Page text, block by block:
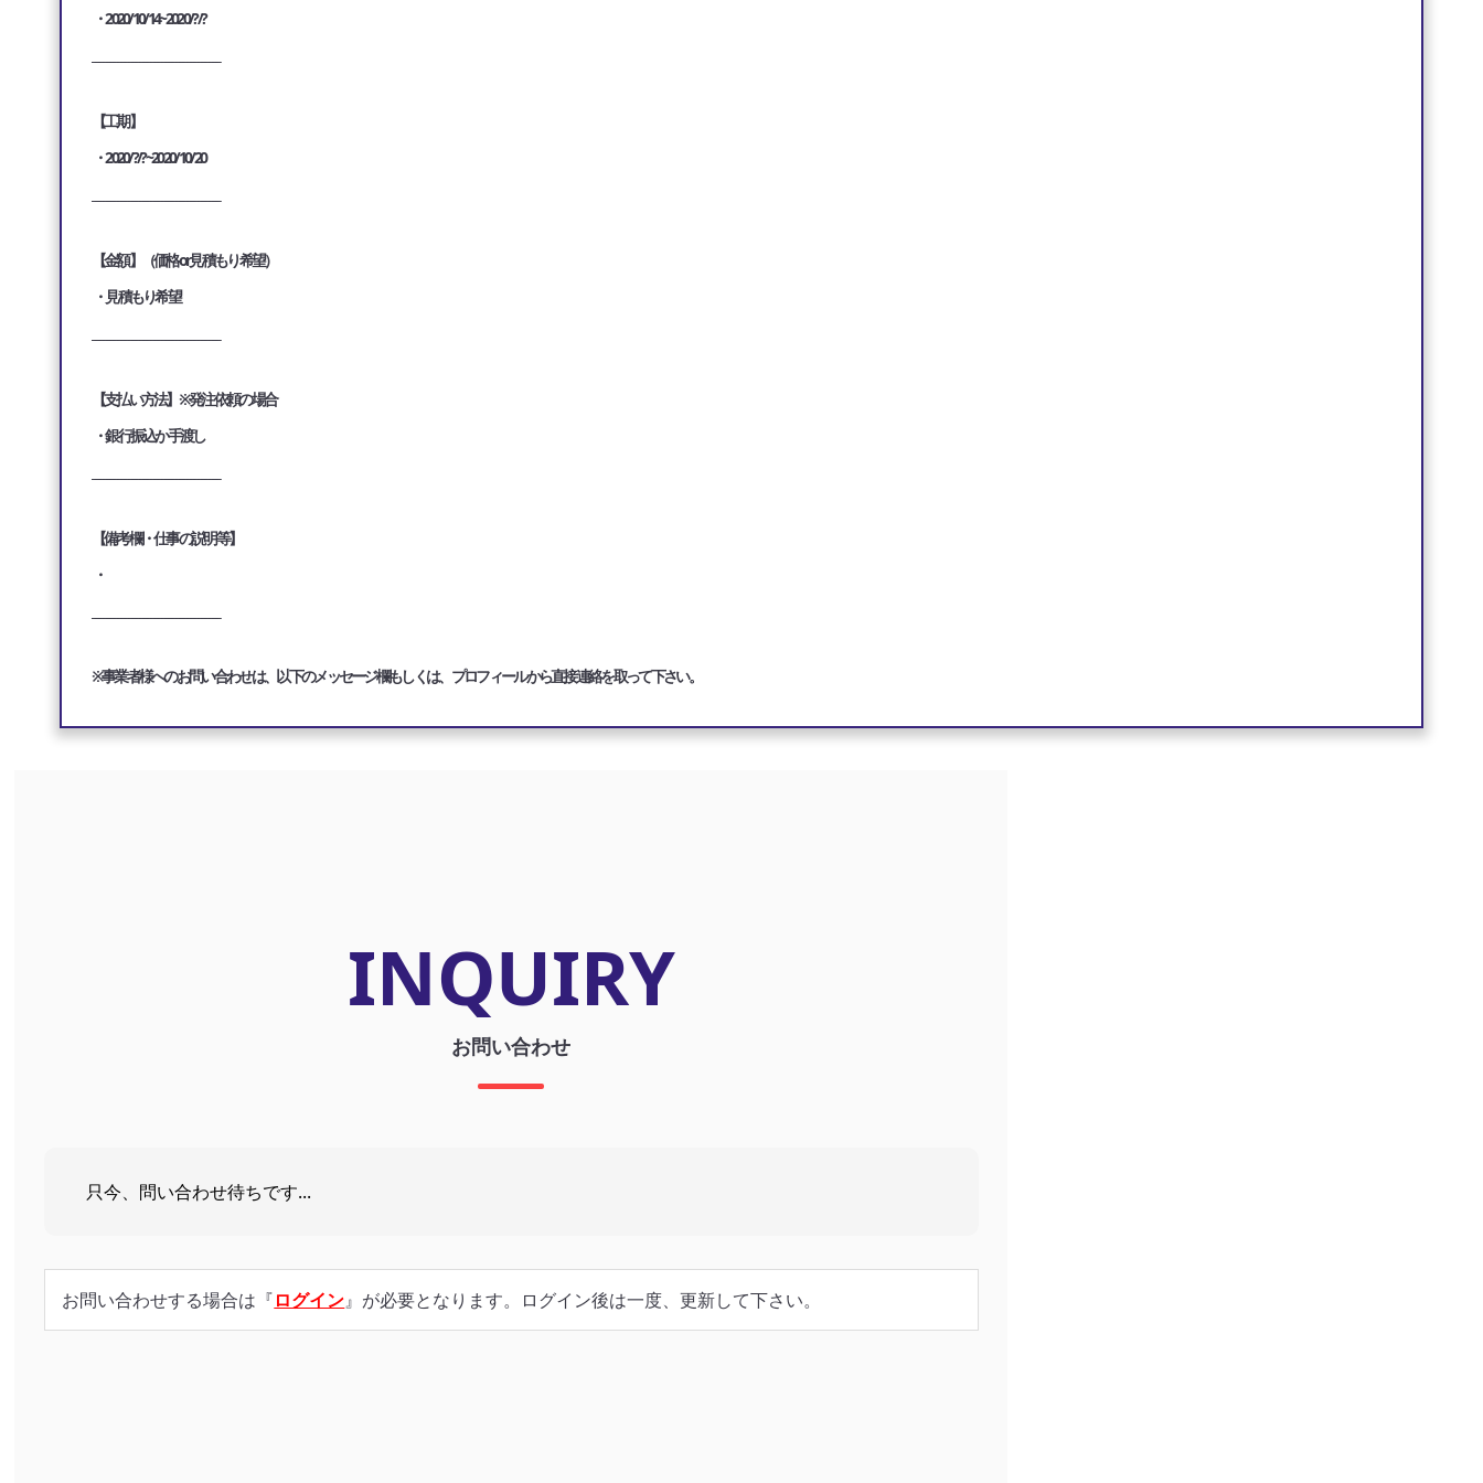
・2020/10/14~2020/?/?
【工期】
・2020/?/?~2020/10/20
【金額】（価格or見積もり希望）
・見積もり希望
【支払い方法】※発注依頼の場合
・銀行振込か手渡し
【備考欄・仕事の説明等】
・
※事業者様へのお問い合わせは、以下のメッセージ欄もしくは、プロフィールから直接連絡を取って下さい。
INQUIRY
お問い合わせ
只今、問い合わせ待ちです...
お問い合わせする場合は『ログイン』が必要となります。ログイン後は一度、更新して下さい。